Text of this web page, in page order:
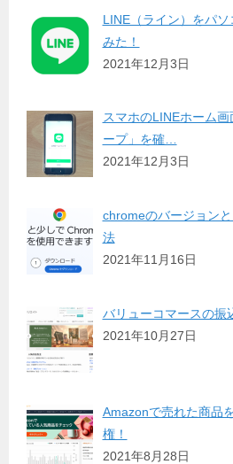
LINE（ライン）をパ
みた！
2021年12月3日
スマホのLINEホーム
ープ」を確…
2021年12月3日
chromeのバージョン
法
2021年11月16日
バリューコマースの振
2021年10月27日
Amazonで売れた商品
権！
2021年8月28日